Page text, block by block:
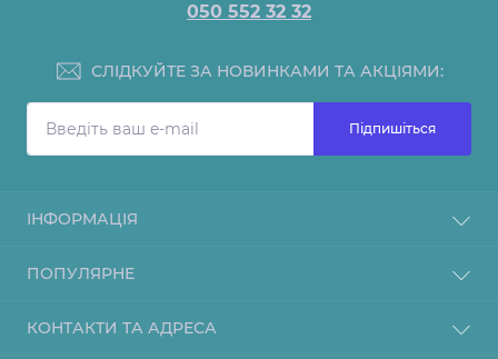
050 552 32 32
СЛІДКУЙТЕ ЗА НОВИНКАМИ ТА АКЦІЯМИ:
Підпишіться
ІНФОРМАЦІЯ
Про компанію
ПОПУЛЯРНЕ
Теплове обладнання
КОНТАКТИ ТА АДРЕСА